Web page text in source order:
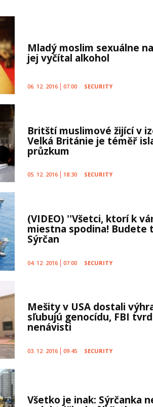
Mladý moslim sexuálne
jej vyčítal alkohol
06. 12. 2016 07:00 SECURITY
Britští muslimové žijící v
Velká Británie je téměř
průzkum
05. 12. 2016 18:30 SECURITY
(VIDEO) ''Všetci, ktorí k
miestna spodina!
Sýrčan
04. 12. 2016 07:00 SECURITY
Mešity v USA dostali
sľubujú genocídu, FBI
nenávisti
03. 12. 2016 09:45 SECURITY
Všetko je inak: Sýrčanka